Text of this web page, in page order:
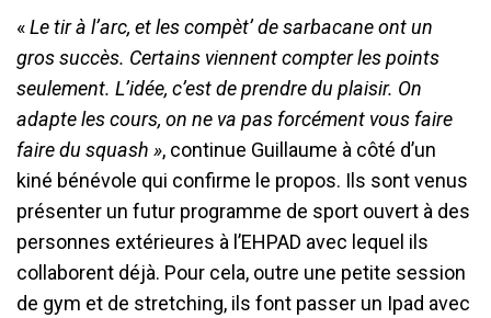
«Le tir à l’arc, et les compèt’ de sarbacane ont un
gros succès. Certains viennent compter les points
seulement. L’idée, c’est de prendre du plaisir. On
adapte les cours, on ne va pas forcément vous faire
faire du squash », continue Guillaume à côté d’un
kiné bénévole qui confirme le propos. Ils sont venus
présenter un futur programme de sport ouvert à des
personnes extérieures à l’EHPAD avec lequel ils
collaborent déjà. Pour cela, outre une petite session
de gym et de stretching, ils font passer un Ipad avec